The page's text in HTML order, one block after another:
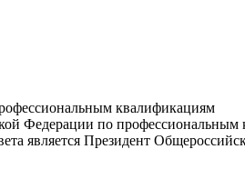
квалификациям
Федерации по профессиональным
является Президент